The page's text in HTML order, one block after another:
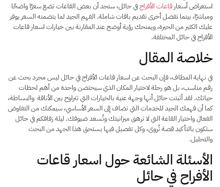
استعراض أسعارقاعات الأفراحفي حائل، ستجد أن بعض القاعات تضع سعرًا واضحًا
ومباشرًا، بينما تفضل أخرى تقديم باقات شاملة. الفهم الجيد لما يتضمنه السعر يوفر
عليك الكثير من الحيرة، ويمنحك رؤية أوضح عند المقارنة بين خيارات اسعار قاعات
الأفراح في حائل المختلفة.
خلاصة المقال
في نهاية المطاف، فإن البحث عن اسعار قاعات الأفراح في حائل ليس مجرد بحث عن
رقم مناسب، بل هو رحلة لاختيار المكان الذي سيحتضن واحدة من أهم لحظات
حياتك. لقد أثبتت حائل أنها وجهة غنية بالخيارات التي تتراوح بين الأناقة والبساطة،
كما أن فهمك الجيد للخدمات التي تضاف إلى السعر الأساسي، سيمكنك من التفاوض
الفعال واختيار القاعة التي لا ترهق ميزانيتك وتُسعد ضيوفك. ليلة زفافكم في حائل
ستكون بالتأكيد قصة تُروى، وكل تفصيل فيها يستحق هذا الجهد من البحث
والتحليل.
الأسئلة الشائعة حول اسعار قاعات
الأفراح في حائل